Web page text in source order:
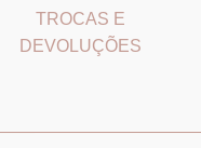
TROCAS E
DEVOLUÇÕES